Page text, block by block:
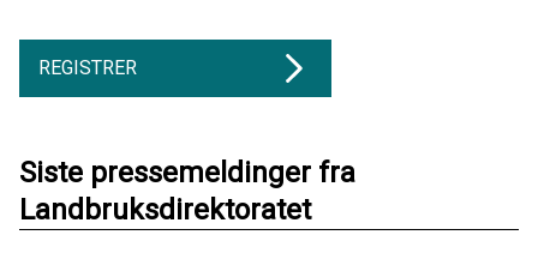
REGISTRER
Siste pressemeldinger fra
Landbruksdirektoratet